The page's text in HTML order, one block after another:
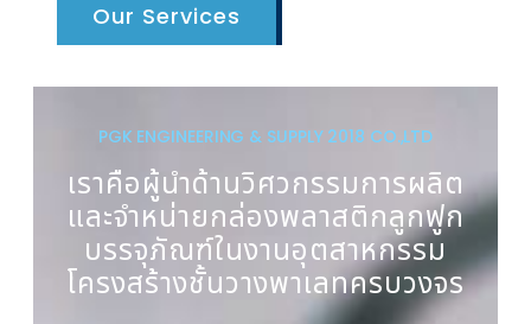
Our Services
PGK ENGINEERING & SUPPLY 2018 CO.,LTD
เราคือผู้นำด้านวิศวกรรมการผลิต
และจำหน่ายกล่องพลาสติกลูกฟูก
บรรจุภัณฑ์ในงานอุตสาหกรรม
โครงสร้างชั้นวางพาเลทครบวงจร